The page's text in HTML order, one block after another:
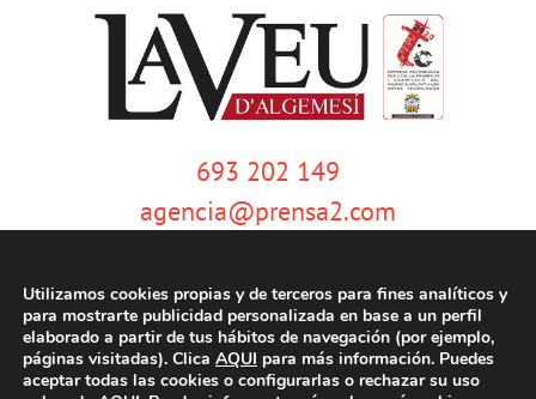
693 202 149
agencia@prensa2.com
Utilizamos cookies propias y de terceros para fines analíticos y
para mostrarte publicidad personalizada en base a un perfil
elaborado a partir de tus hábitos de navegación (por ejemplo,
páginas visitadas). Clica AQUI para más información. Puedes
aceptar todas las cookies o configurarlas o rechazar su uso